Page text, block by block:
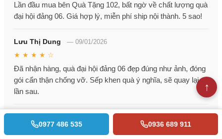
Lần đầu mua bên Quà Tặng 102, bất ngờ về chất lượng quà
đại hội đảng 06. Giá hợp lý, miễn phí ship nội thành. 5 sao!
Lưu Thị Dung — 09/01/2026
★ ★ ★ ★ ☆
Đã nhận hàng, quà đại hội đảng 06 đẹp đúng như ảnh, đóng
gói cẩn thận chống vỡ. Sếp khen quà ý nghĩa, sẽ quay lại
lần sau.
★ ★ ★ ★ ★
0977 486 535 0936 689 911